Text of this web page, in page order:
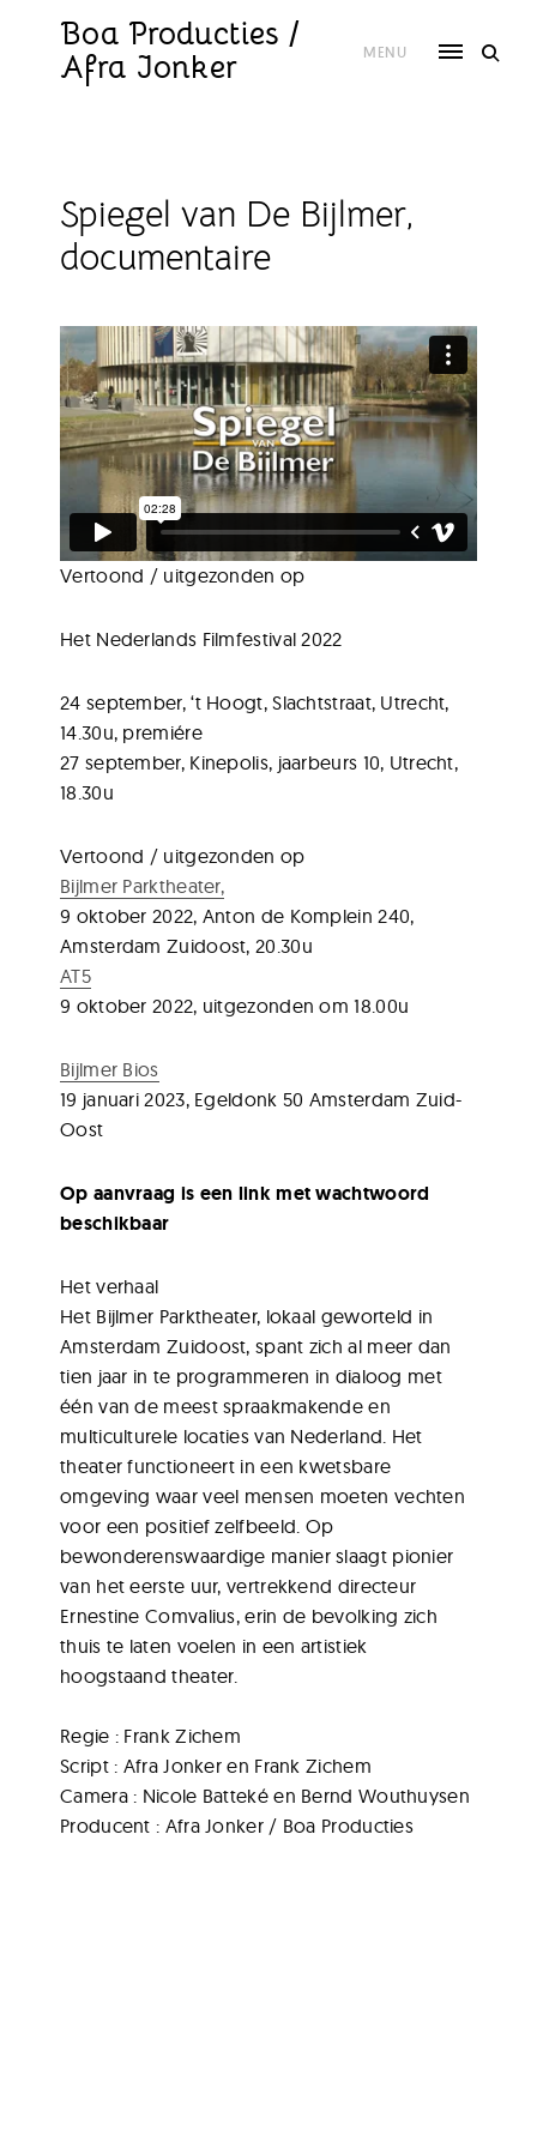
Boa Producties /
Afra Jonker
MENU
Spiegel van De Bijlmer,
documentaire
Vertoond / uitgezonden op
Het Nederlands Filmfestival 2022
24 september, ‘t Hoogt, Slachtstraat, Utrecht,
14.30u, premiére
27 september, Kinepolis, jaarbeurs 10, Utrecht,
18.30u
Vertoond / uitgezonden op
Bijlmer Parktheater,
9 oktober 2022, Anton de Komplein 240,
Amsterdam Zuidoost, 20.30u
AT5
9 oktober 2022, uitgezonden om 18.00u
Bijlmer Bios
19 januari 2023, Egeldonk 50 Amsterdam Zuid-
Oost
Op aanvraag is een link met wachtwoord
beschikbaar
Het verhaal
Het Bijlmer Parktheater, lokaal geworteld in
Amsterdam Zuidoost, spant zich al meer dan
tien jaar in te programmeren in dialoog met
één van de meest spraakmakende en
multiculturele locaties van Nederland. Het
theater functioneert in een kwetsbare
omgeving waar veel mensen moeten vechten
voor een positief zelfbeeld. Op
bewonderenswaardige manier slaagt pionier
van het eerste uur, vertrekkend directeur
Ernestine Comvalius, erin de bevolking zich
thuis te laten voelen in een artistiek
hoogstaand theater.
Regie : Frank Zichem
Script : Afra Jonker en Frank Zichem
Camera : Nicole Batteké en Bernd Wouthuysen
Producent : Afra Jonker / Boa Producties